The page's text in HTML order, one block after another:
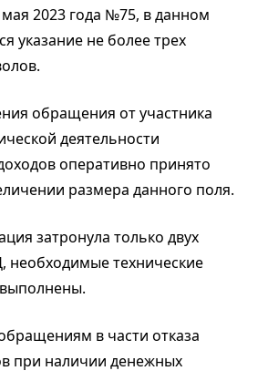
2023 года №75, в данном
указание не более трех
обращения от участника
деятельности
оперативно принято
размера данного поля.
затронула только двух
необходимые технические
в части отказа
при наличии денежных